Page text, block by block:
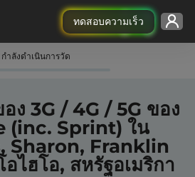
ทดสอบความเร็ว
กําลังดําเนินการวัด
ง 3G / 4G / 5G ของ
(inc. Sprint) ใน
Sharon, Franklin
ไฮโอ, สหรัฐอเมริกา